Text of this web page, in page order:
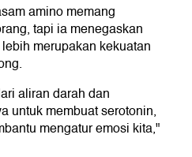
amino memang
tapi ia menegaskan
merupakan kekuatan
aliran darah dan
untuk membuat serotonin,
mengatur emosi kita,"